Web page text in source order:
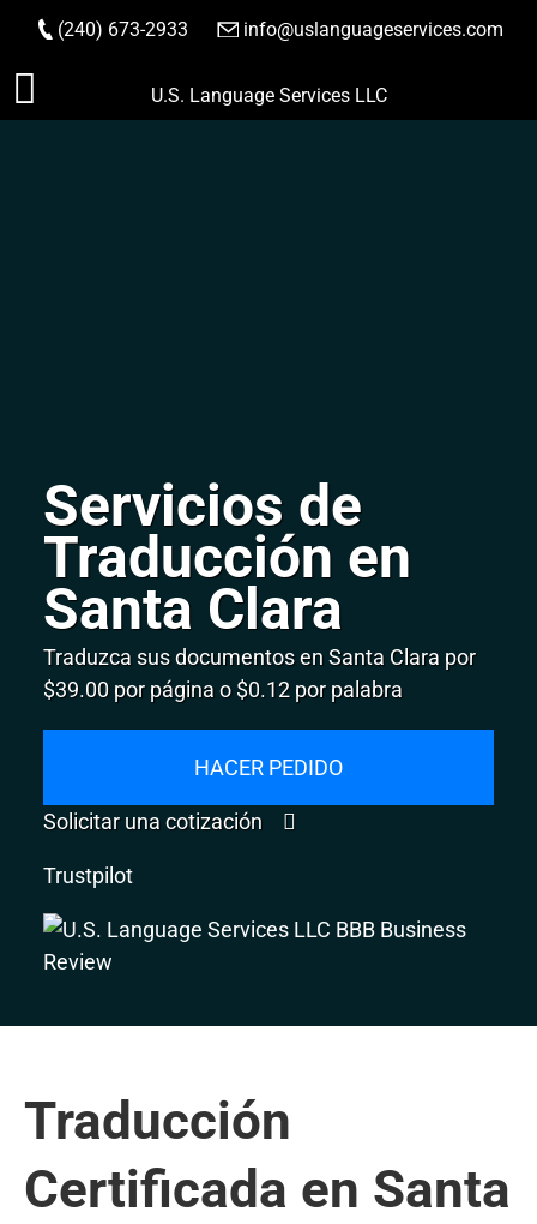
Saltar
(240) 673-2933 info@uslanguageservices.com
HACER PEDIDO
U.S. Language Services LLC
Servicios de
Traducción en
Santa Clara
Traduzca sus documentos en Santa Clara por
$39.00 por página o $0.12 por palabra
HACER PEDIDO
Solicitar una cotización
Trustpilot
Traducción
Certificada en Santa